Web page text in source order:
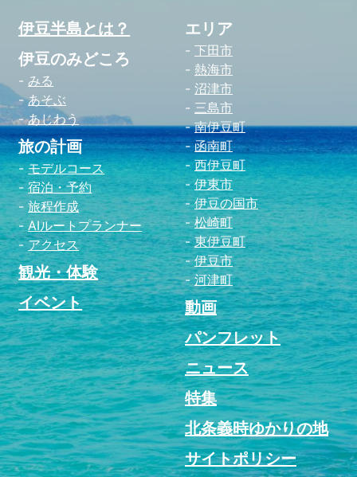
伊豆半島とは？
伊豆のみどころ
みる
あそぶ
あじわう
旅の計画
モデルコース
宿泊・予約
旅程作成
AIルートプランナー
アクセス
観光・体験
イベント
エリア
下田市
熱海市
沼津市
三島市
南伊豆町
函南町
西伊豆町
伊東市
伊豆の国市
松崎町
東伊豆町
伊豆市
河津町
動画
パンフレット
ニュース
特集
北条義時ゆかりの地
サイトポリシー